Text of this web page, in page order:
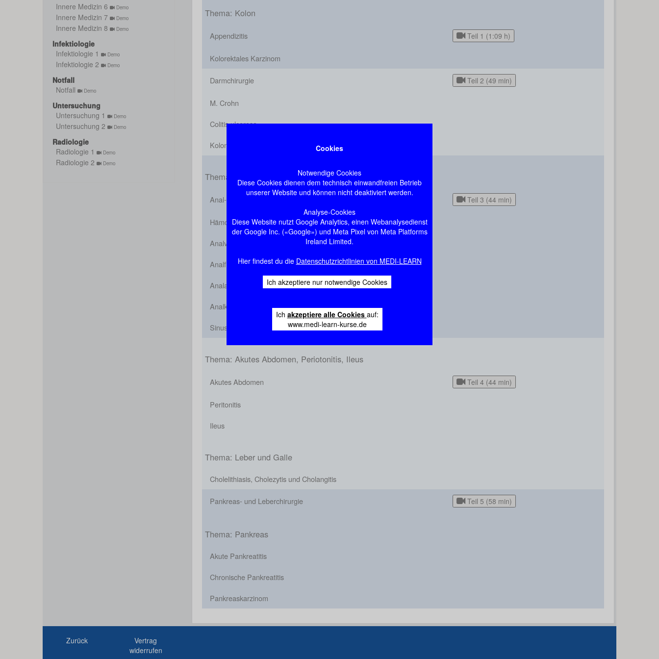
Cookies
Notwendige Cookies
Diese Cookies dienen dem technisch einwandfreien Betrieb
unserer Website und können nicht deaktiviert werden.
Analyse-Cookies
Diese Website nutzt Google Analytics, einen Webanalysedienst
der Google Inc. («Google») und Meta Pixel von Meta Platforms
Ireland Limited.
Hier findest du die Datenschutzrichtlinien von MEDI-LEARN
Ich akzeptiere nur notwendige Cookies
Ich akzeptiere alle Cookies auf:
www.medi-learn-kurse.de
Innere Medizin 6 Demo
Innere Medizin 7 Demo
Innere Medizin 8 Demo
Infektiologie
Infektiologie 1
Demo
Infektiologie 2 Demo
Notfall
Notfall
Demo
Untersuchung
Untersuchung 1
Demo
Untersuchung 2 Demo
Radiologie
Radiologie 1
Demo
Radiologie 2 Demo
Thema: Kolon
Appendizitis Teil 1 (1:09 h)
Kolorektales Karzinom
Darmchirurgie Teil 2 (49 min)
M. Crohn
Colitis ulcerosa
Kolondivertikulitis
Thema: Proktologie
Anal- und Rektumprolaps Teil 3 (44 min)
Hämorrhoiden und Hämorrhoidalleiden
Analvenenthrombose
Analfissur
Analabszess und Analfistel
Analkarzinom
Sinus pilonidalis
Thema: Akutes Abdomen, Periotonitis, Ileus
Akutes Abdomen Teil 4 (44 min)
Peritonitis
Ileus
Thema: Leber und Galle
Cholelithiasis, Cholezytis und Cholangitis
Pankreas- und Leberchirurgie Teil 5 (58 min)
Thema: Pankreas
Akute Pankreatitis
Chronische Pankreatitis
Pankreaskarzinom
Zurück
Vertrag
widerrufen